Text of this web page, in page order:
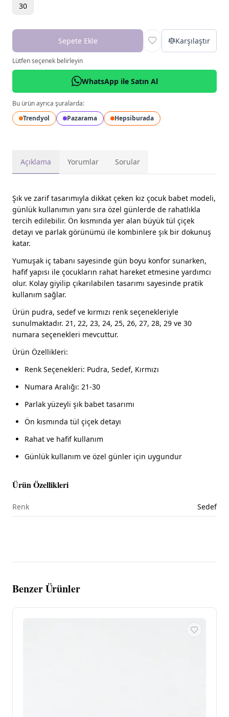
30
Sepete Ekle Karşılaştır
Lütfen seçenek belirleyin
WhatsApp ile Satın Al
Bu ürün ayrıca şuralarda:
Trendyol
Pazarama Hepsiburada
Açıklama Yorumlar Sorular
Şık ve zarif tasarımıyla dikkat çeken kız çocuk babet modeli,
günlük kullanımın yanı sıra özel günlerde de rahatlıkla
tercih edilebilir. Ön kısmında yer alan büyük tül çiçek
detayı ve parlak görünümü ile kombinlere şık bir dokunuş
katar.
Yumuşak iç tabanı sayesinde gün boyu konfor sunarken,
hafif yapısı ile çocukların rahat hareket etmesine yardımcı
olur. Kolay giyilip çıkarılabilen tasarımı sayesinde pratik
kullanım sağlar.
Ürün pudra, sedef ve kırmızı renk seçenekleriyle
sunulmaktadır. 21, 22, 23, 24, 25, 26, 27, 28, 29 ve 30
numara seçenekleri mevcuttur.
Ürün Özellikleri:
Renk Seçenekleri: Pudra, Sedef, Kırmızı
Numara Aralığı: 21-30
Parlak yüzeyli şık babet tasarımı
Ön kısmında tül çiçek detayı
Rahat ve hafif kullanım
Günlük kullanım ve özel günler için uygundur
Ürün Özellikleri
Renk Sedef
Benzer Ürünler